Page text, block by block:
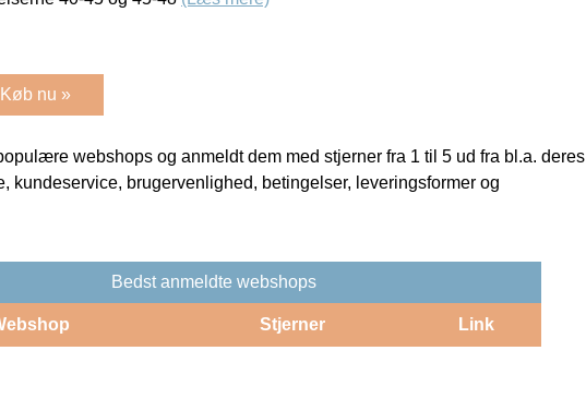
Køb nu »
webshops og anmeldt dem med stjerner fra 1 til 5 ud fra bl.a. deres
kundeservice, brugervenlighed, betingelser, leveringsformer og
Bedst anmeldte webshops
Stjerner Link